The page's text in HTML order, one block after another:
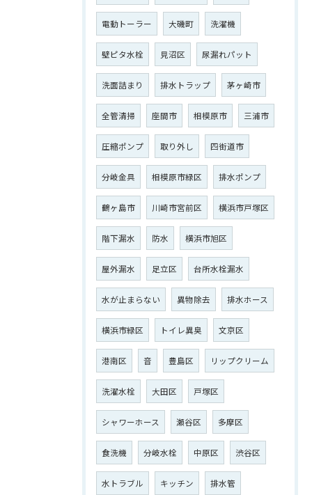
電動トーラー 大磯町 洗濯機
壁ピタ水栓 見沼区 尿漏れパット
洗面詰まり 排水トラップ 茅ヶ崎市
全管清掃 座間市 相模原市 三浦市
圧縮ポンプ 取り外し 四街道市
分岐金具 相模原市緑区 排水ポンプ
鶴ヶ島市 川崎市宮前区 横浜市戸塚区
階下漏水 防水 横浜市旭区
屋外漏水 足立区 台所水栓漏水
水が止まらない 異物除去 排水ホース
横浜市緑区 トイレ異臭 文京区
港南区 音 豊島区 リップクリーム
洗濯水栓 大田区 戸塚区
シャワーホース 瀬谷区 多摩区
食洗機 分岐水栓 中原区 渋谷区
水トラブル キッチン 排水管